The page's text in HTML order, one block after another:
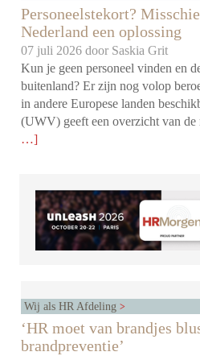
Personeelstekort?
Nederland een oplossing
07 juli 2026 door Saskia Grit
Kun je geen personeel vinden en
buitenland? Er zijn nog volop
in andere Europese landen
(UWV) geeft een overzicht van de
…]
Wij als HR Afdeling
‘HR moet van brandjes
brandpreventie’